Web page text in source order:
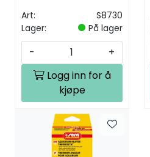
Art:
S8730
Lager:
På lager
-
+
Logg inn for å
kjøpe